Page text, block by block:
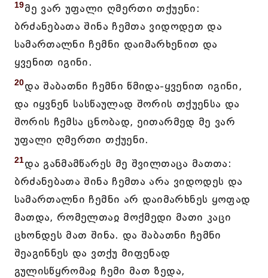
19მე ვარ უფალი ღმერთი თქუენი:
ბრძანებათა შინა ჩემთა ვიდოდეთ და
სამართალნი ჩემნი დაიმარხენით და
ყვენით იგინი.
20და შაბათნი ჩემნი წმიდა-ყვენით იგინი,
და იყვნენ სასწაულად შორის თქუენსა და
შორის ჩემსა ცნობად, ეითარმედ მე ვარ
უფალი ღმერთი თქუენი.
21და განმამწარეს მე შვილთაცა მათთა:
ბრძანებათა შინა ჩემთა არა ვიდოდეს და
სამართალნი ჩემნი არ დაიმარხნეს ყოფად
მათდა, რომელთაჲ მოქმედი მათი კაცი
ცხონდეს მათ შინა. და შაბათნი ჩემნი
შეაგინნეს და ვთქუ მიფენად
გულისწყრომაჲ ჩემი მათ ზედა,